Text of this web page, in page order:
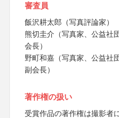
審査員
飯沢耕太郎（写真評論家）
熊切圭介（写真家、公益社
会長）
野町和嘉（写真家、公益社
副会長）
著作権の扱い
受賞作品の著作権は撮影者